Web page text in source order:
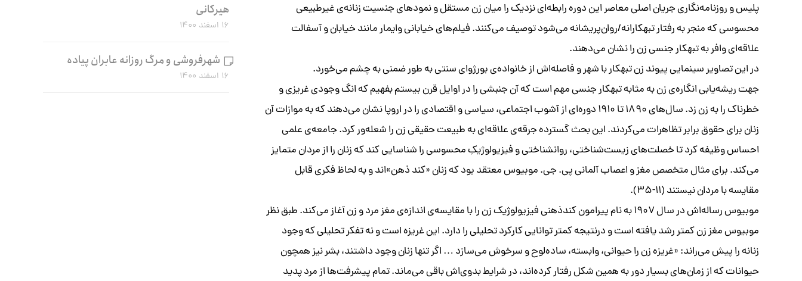
پلیس و روزنامه‌نگاری جریان اصلی معاصر این دوره رابطه‌ای نزدیک را میان زن مستقل و نمودهای جنسیت زنانه‌ی غیرطبیعی
محسوسی که منجر به رفتار تبهکارانه/روان‌پریشانه می‌شود توصیف می‌کنند. فیلم‌های خیابانی وایمار مانند خیابان و آسفالت
علاقه‌ای وافر به تبهکار جنسی زن را نشان می‌دهند.
در این تصاویر سینمایی پیوند زن تبهکار با شهر و فاصله‌اش از خانواده‌ی بورژوای سنتی به طور ضمنی به چشم می‌خورد.
جهت ریشه‌یابی انگاره‌ی زن به مثابه تبهکار جنسی مهم است که آن جنبشی را در اوایل قرن بیستم بفهیم که انگ وجودی غریزی و
خطرناک را به زن زد. سال‌های ۱۸۹۰ تا ۱۹۱۰ دوره‌ای از آشوب اجتماعی، سیاسی و اقتصادی را در اروپا نشان می‌دهند که به موازات آن
زنان برای حقوق برابر تظاهرات می‌کردند. این بحث گسترده جرقه‌‌ی علاقه‌ای به طبیعت حقیقی زن را شعله‌ور کرد. جامعه‌ی علمی
احساس وظیفه کرد تا خصلت‌های زیست‌شناختی، روانشناختی و فیزیولوژیکِ محسوسی را شناسایی کند که زنان را از مردان متمایز
می‌کند. برای مثال متخصص مغز و اعصاب آلمانی پی. جی. موبیوس معتقد بود که زنان «کند ذهن»اند و به لحاظ فکری قابل
مقایسه با مردان نیستند (۱۱-۳۵).
موبیوس رساله‌اش در سال ۱۹۰۷ به نام پیرامون کندذهنی فیزیولوژیک زن را با مقایسه‌ی اندازه‌ی مغز مرد و زن آغاز می‌کند. طبق نظر
موبیوس مغز زن کمتر رشد یافته است و درنتیجه کمتر توانایی کارکرد تحلیلی را دارد. این غریزه است و نه تفکر تحلیلی که وجود
زنانه را پیش می‌راند: «غریزه زن را حیوانی، وابسته، ساده‌لوح و سرخوش می‌سازد … اگر تنها زنان وجود داشتند، بشر نیز همچون
حیوانات که از زمان‌های بسیار دور به همین شکل رفتار کرده‌اند، در شرایط بدوی‌اش باقی می‌ماند. تمام پیشرفت‌ها از مرد پدید
هیرکانی
۱۶ اسفند ۱۴۰۰
شهرفروشی و مرگ روزانه عابران پیاده
۱۶ اسفند ۱۴۰۰